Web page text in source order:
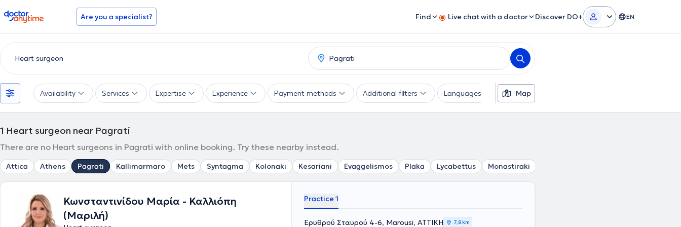
doctoranytime Are you a specialist? Find Live chat with a doctor Discover DO+ EN
Availability Services Expertise Experience Payment methods Additional filters Languages Gender
Map
1 Heart surgeon near Pagrati
There are no Heart surgeons in Pagrati with online booking. Try these nearby instead.
Attica Athens Pagrati Kallimarmaro Mets Syntagma Kolonaki Kesariani Evaggelismos Plaka Lycabettus Monastiraki
Κωνσταντινίδου Μαρία - Καλλιόπη
(Μαριλή)
Practice 1
Ερυθρού Σταυρού 4-6, Marousi, ΑΤΤΙΚΗ 7,8 km